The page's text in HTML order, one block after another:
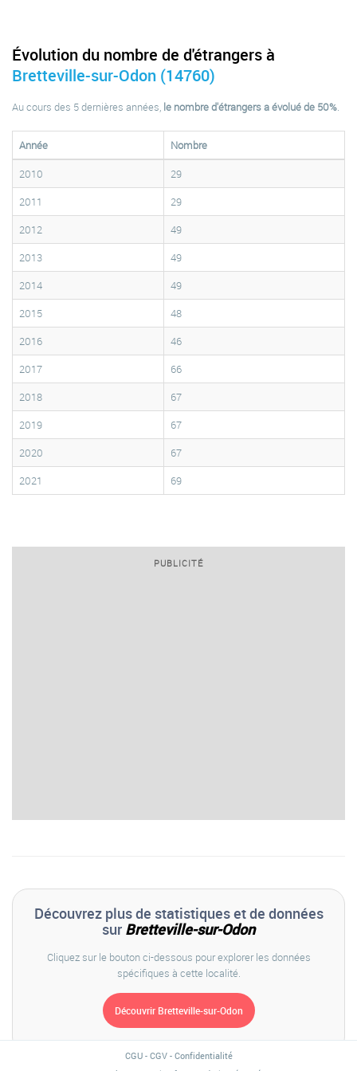
Évolution du nombre de d'étrangers à
Bretteville-sur-Odon (14760)
Au cours des 5 dernières années, le nombre d'étrangers a évolué de 50%.
Année
Nombre
2010
29
2011
29
2012
49
2013
49
2014
49
2015
48
2016
46
2017
66
2018
67
2019
67
2020
67
2021
69
PUBLICITÉ
Découvrez plus de statistiques et de données
sur Bretteville-sur-Odon
Cliquez sur le bouton ci-dessous pour explorer les données
spécifiques à cette localité.
CGU- CGV- Confidentialité